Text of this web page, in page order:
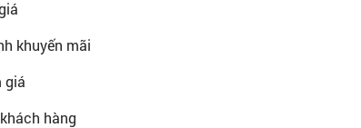
khuyến mãi
giá
hàng